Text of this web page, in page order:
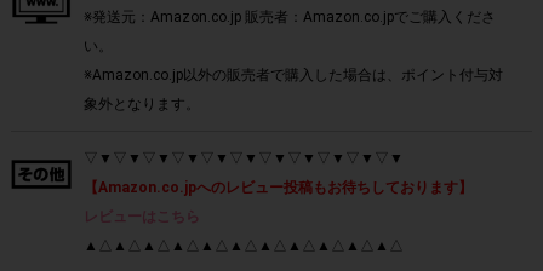
※発送元：Amazon.co.jp 販売者：Amazon.co.jpでご購入くださ
い。
※Amazon.co.jp以外の販売者で購入した場合は、ポイント付与対
象外となります。
▽▼▽▼▽▼▽▼▽▼▽▼▽▼▽▼▽▼▽▼▽▼
【Amazon.co.jpへのレビュー投稿もお待ちしております】
レビューはこちら
▲△▲△▲△▲△▲△▲△▲△▲△▲△▲△▲△